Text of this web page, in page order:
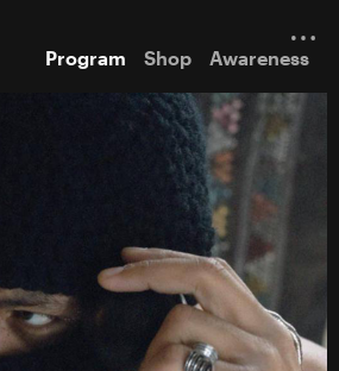
Program Shop Awareness